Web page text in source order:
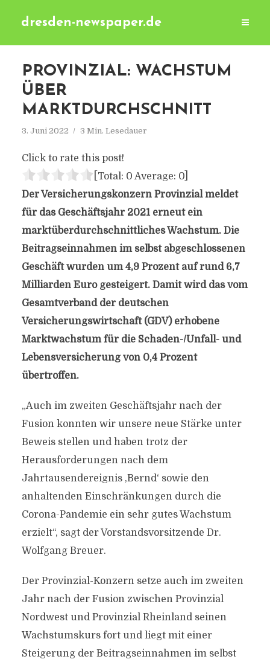
dresden-newspaper.de
PROVINZIAL: WACHSTUM
ÜBER
MARKTDURCHSCHNITT
3. Juni 2022 3 Min. Lesedauer
Click to rate this post!
[Total: 0 Average: 0]
Der Versicherungskonzern Provinzial meldet
für das Geschäftsjahr 2021 erneut ein
marktüberdurchschnittliches Wachstum. Die
Beitragseinnahmen im selbst abgeschlossenen
Geschäft wurden um 4,9 Prozent auf rund 6,7
Milliarden Euro gesteigert. Damit wird das vom
Gesamtverband der deutschen
Versicherungswirtschaft (GDV) erhobene
Marktwachstum für die Schaden-/Unfall- und
Lebensversicherung von 0,4 Prozent
übertroffen.
„Auch im zweiten Geschäftsjahr nach der
Fusion konnten wir unsere neue Stärke unter
Beweis stellen und haben trotz der
Herausforderungen nach dem
Jahrtausendereignis ‚Bernd‘ sowie den
anhaltenden Einschränkungen durch die
Corona-Pandemie ein sehr gutes Wachstum
erzielt“, sagt der Vorstandsvorsitzende Dr.
Wolfgang Breuer.
Der Provinzial-Konzern setze auch im zweiten
Jahr nach der Fusion zwischen Provinzial
Nordwest und Provinzial Rheinland seinen
Wachstumskurs fort und liegt mit einer
Steigerung der Beitragseinnahmen im selbst